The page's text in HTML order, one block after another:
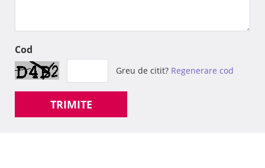
Cod
Greu de citit? Regenerare cod
TRIMITE